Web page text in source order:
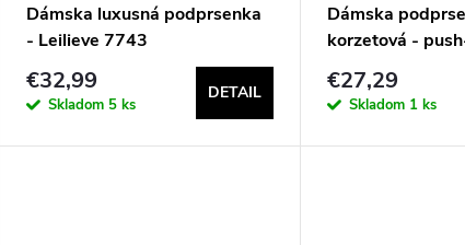
Dámska luxusná podprsenka
- Leilieve 7743
€32,99
Skladom 5 ks
DETAIL
Dámska
korzetová -
1580
€27,29
Skladom 1 ks